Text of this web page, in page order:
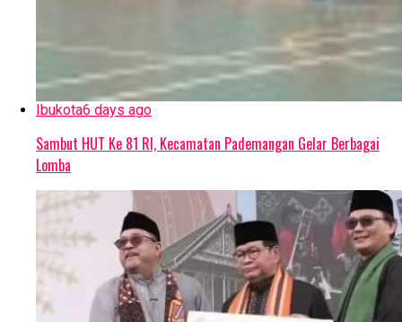
Ibukota6 days ago
Sambut HUT Ke 81 RI, Kecamatan Pademangan Gelar Berbagai
Lomba